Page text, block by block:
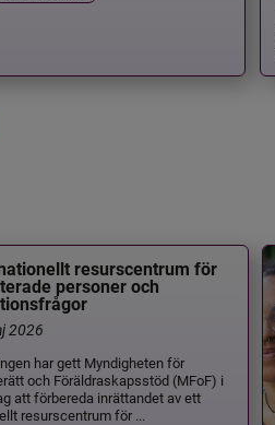
resurscentrum för
personer och
2026
har gett Myndigheten för
och Föräldraskapsstöd (MFoF) i
att förbereda inrättandet av ett
resurscentrum för ...